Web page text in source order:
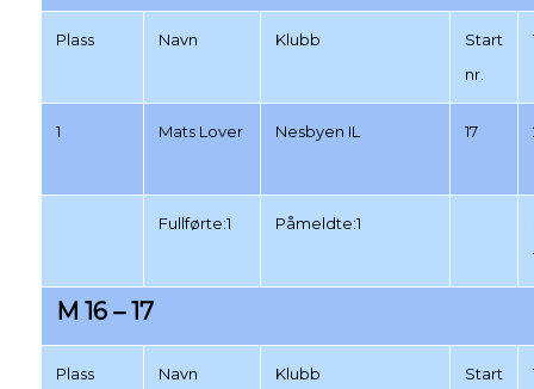
Plass Navn Klubb
Start
nr.
1 Mats Lover Nesbyen IL 17
Fullførte:1 Påmeldte:1
M 16 – 17
Plass Navn Klubb
Start